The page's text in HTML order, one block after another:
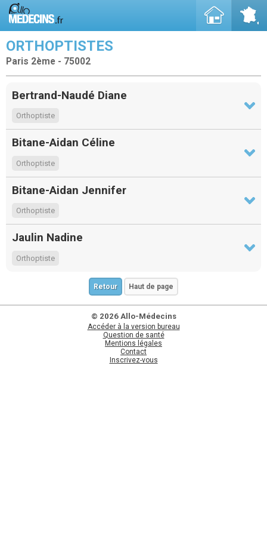
ORTHOPTISTES
Paris 2ème - 75002
Bertrand-Naudé Diane
Orthoptiste
Bitane-Aidan Céline
Orthoptiste
Bitane-Aidan Jennifer
Orthoptiste
Jaulin Nadine
Orthoptiste
Retour Haut de page
© 2026 Allo-Médecins
Accéder à la version bureau
Question de santé
Mentions légales
Contact
Inscrivez-vous